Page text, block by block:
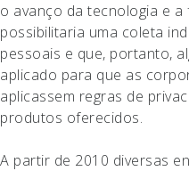
o avanço da tecnologia e
possibilitaria uma coleta
pessoais e que, portanto,
aplicado para que as
aplicassem regras de
produtos oferecidos.
A partir de 2010 diversas